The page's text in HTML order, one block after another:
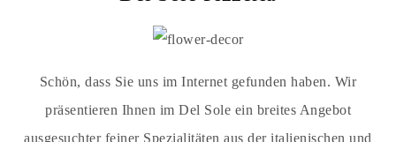
Schön, dass Sie uns im Internet gefunden haben. Wir
präsentieren Ihnen im Del Sole ein breites Angebot
ausgesuchter feiner Spezialitäten aus der italienischen und